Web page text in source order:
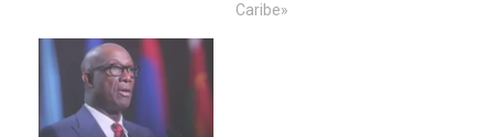
Caribe»